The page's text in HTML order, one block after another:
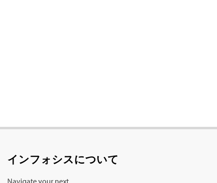
インフォシスについて